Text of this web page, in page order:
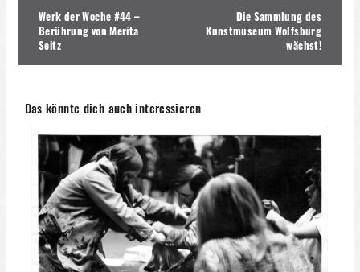
Beitragsnavigation
Werk der Woche #44 –
Berührung von Merita
Seitz
Die Sammlung des
Kunstmuseum Wolfsburg
wächst!
Das könnte dich auch interessieren